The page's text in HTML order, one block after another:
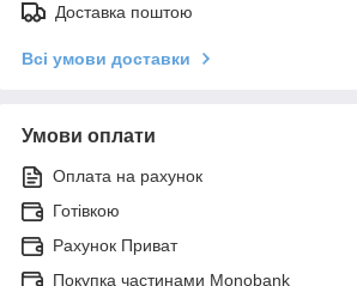
Доставка поштою
Всі умови доставки
Умови оплати
Оплата на рахунок
Готівкою
Рахунок Приват
Покупка частинами Monobank